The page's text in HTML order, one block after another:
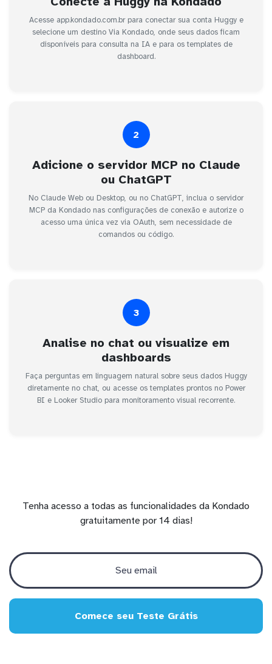
Acesse app.kondado.com.br para conectar sua conta Huggy e
selecione um destino Via Kondado, onde seus dados ficam
disponíveis para consulta na IA e para os templates de
dashboard.
2
Adicione o servidor MCP no Claude
ou ChatGPT
No Claude Web ou Desktop, ou no ChatGPT, inclua o servidor
MCP da Kondado nas configurações de conexão e autorize o
acesso uma única vez via OAuth, sem necessidade de
comandos ou código.
3
Analise no chat ou visualize em
dashboards
Faça perguntas em linguagem natural sobre seus dados Huggy
diretamente no chat, ou acesse os templates prontos no Power
BI e Looker Studio para monitoramento visual recorrente.
Tenha acesso a todas as funcionalidades da Kondado
gratuitamente por 14 dias!
Comece seu Teste Grátis